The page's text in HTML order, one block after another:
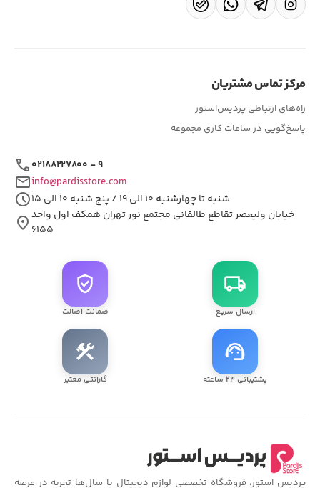
مرکز تماس مشتریان
راه‌های ارتباطی پردیس‌استور
پاسخ‌گویی در ساعات کاری مجموعه
call۰۲۱۸۸۲۲۷۸۰۰ - ۹
mailinfo@pardisstore.com
schedule شنبه تا چهارشنبه ۱۰ الی ۱۹ / پنج شنبه ۱۰ الی ۱۵
location_onخیابان ولیعصر تقاطع طالقانی مجتمع نور تهران همکف اول واحد
۶۱۵۵
local_shipping
ارسال سریع
verified_user
ضمانت اصالت
support_agent
پشتیبانی ۲۴ ساعته
construction
گارانتی معتبر
پردیس استور، فروشگاه تخصصی لوازم دیجیتال با سال‌ها تجربه در عرصه